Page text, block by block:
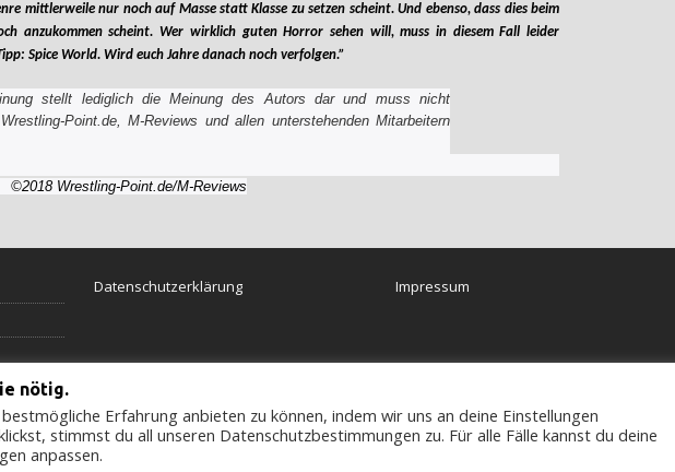
mittlerweile nur noch auf Masse statt Klasse zu setzen scheint. Und ebenso, dass dies beim
anzukommen scheint. Wer wirklich guten Horror sehen will, muss in diesem Fall leider
Spice World. Wird euch Jahre danach noch verfolgen.”
stellt lediglich die Meinung des Autors dar und muss nicht
Point.de, M-Reviews und allen unterstehenden Mitarbeitern
Point.de/M-Reviews
Datenschutzerklärung Impressum
vorbehalten.
nötig.
Erfahrung anbieten zu können, indem wir uns an deine Einstellungen
stimmst du all unseren Datenschutzbestimmungen zu. Für alle Fälle kannst du deine
anpassen.